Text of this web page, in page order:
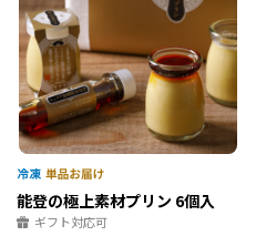
能登の極上素材プリン 6個入
ギフト対応可